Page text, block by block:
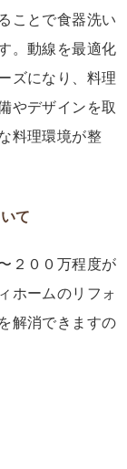
ことで食器洗い
。動線を最適化
ズになり、料理
やデザインを取
料理環境が整
て
２００万程度が
ホームのリフォ
解消できますの